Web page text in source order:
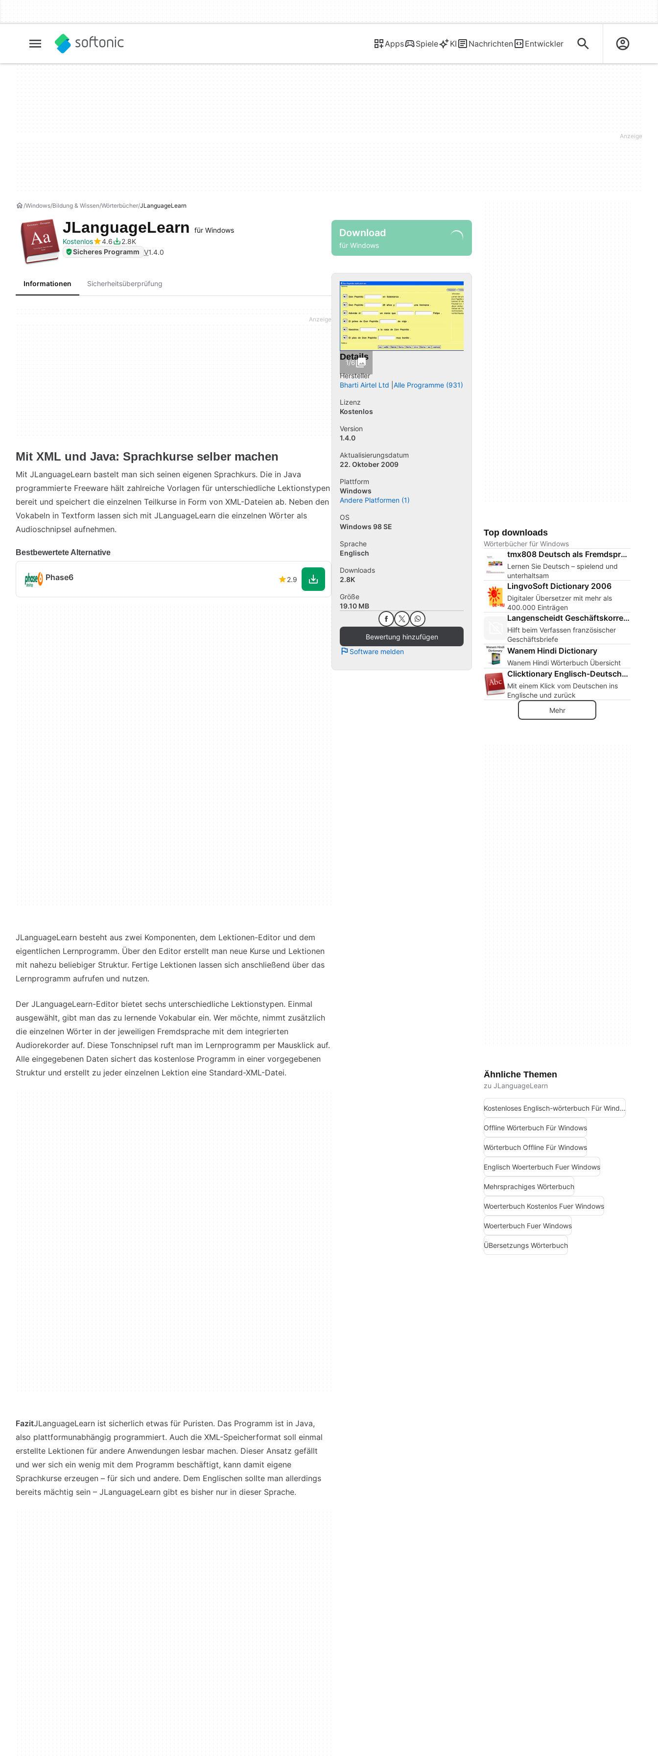
Apps Spiele KI Nachrichten Entwickler
Windows Bildung & Wissen Wörterbücher JLanguageLearn
JLanguageLearn
für Windows
Kostenlos
4.6
2.8K
Sicheres Programm V1.4.0
Download
für Windows
Informationen Sicherheitsüberprüfung
Mit XML und Java: Sprachkurse selber machen
Mit JLanguageLearn bastelt man sich seinen eigenen Sprachkurs. Die in Java
programmierte Freeware hält zahlreiche Vorlagen für unterschiedliche Lektionstypen
bereit und speichert die einzelnen Teilkurse in Form von XML-Dateien ab. Neben den
Vokabeln in Textform lassen sich mit JLanguageLearn die einzelnen Wörter als
Audioschnipsel aufnehmen.
Bestbewertete Alternative
Phase6 2.9
JLanguageLearn besteht aus zwei Komponenten, dem Lektionen-Editor und dem
eigentlichen Lernprogramm. Über den Editor erstellt man neue Kurse und Lektionen
mit nahezu beliebiger Struktur. Fertige Lektionen lassen sich anschließend über das
Lernprogramm aufrufen und nutzen.
Der JLanguageLearn-Editor bietet sechs unterschiedliche Lektionstypen. Einmal
ausgewählt, gibt man das zu lernende Vokabular ein. Wer möchte, nimmt zusätzlich
die einzelnen Wörter in der jeweiligen Fremdsprache mit dem integrierten
Audiorekorder auf. Diese Tonschnipsel ruft man im Lernprogramm per Mausklick auf.
Alle eingegebenen Daten sichert das kostenlose Programm in einer vorgegebenen
Struktur und erstellt zu jeder einzelnen Lektion eine Standard-XML-Datei.
FazitJLanguageLearn ist sicherlich etwas für Puristen. Das Programm ist in Java,
also plattformunabhängig programmiert. Auch die XML-Speicherformat soll einmal
erstellte Lektionen für andere Anwendungen lesbar machen. Dieser Ansatz gefällt
und wer sich ein wenig mit dem Programm beschäftigt, kann damit eigene
Sprachkurse erzeugen – für sich und andere. Dem Englischen sollte man allerdings
bereits mächtig sein – JLanguageLearn gibt es bisher nur in dieser Sprache.
1/6
Details
Hersteller
Bharti Airtel Ltd Alle Programme (931)
Lizenz
Kostenlos
Version
1.4.0
Aktualisierungsdatum
22. Oktober 2009
Plattform
Windows
Andere Platformen (1)
OS
Windows 98 SE
Sprache
Englisch
Downloads
2.8K
Größe
19.10 MB
Bewertung hinzufügen
Software melden
Top downloads
Wörterbücher für Windows
tmx808 Deutsch als Fremdsprache
Lernen Sie Deutsch – spielend und
unterhaltsam
LingvoSoft Dictionary 2006
Digitaler Übersetzer mit mehr als
400.000 Einträgen
Langenscheidt Geschäftskorrespondenz Französisch
Hilft beim Verfassen französischer
Geschäftsbriefe
Wanem Hindi Dictionary
Wanem Hindi Wörterbuch Übersicht
Clicktionary Englisch-Deutsch-Englisch
Mit einem Klick vom Deutschen ins
Englische und zurück
Mehr
Ähnliche Themen
zu JLanguageLearn
Kostenloses Englisch-wörterbuch Für Windows
Offline Wörterbuch Für Windows
Wörterbuch Offline Für Windows
Englisch Woerterbuch Fuer Windows
Mehrsprachiges Wörterbuch
Woerterbuch Kostenlos Fuer Windows
Woerterbuch Fuer Windows
ÜBersetzungs Wörterbuch